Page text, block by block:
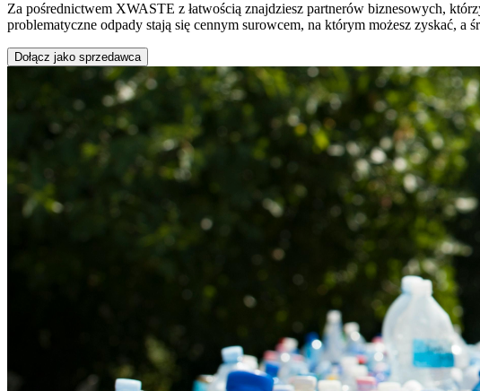
Za pośrednictwem XWASTE z łatwością znajdziesz partnerów biznesowych,
problematyczne odpady stają się cennym surowcem, na którym możesz zyskać, a
Dołącz jako sprzedawca